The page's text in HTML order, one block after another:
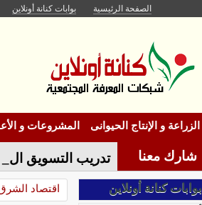
الصفحة الرئيسية بوابات كنانة أونلاين
الزراعة و الإنتاج الحيوانى المشروعات و
شارك معنا
المعرفة على
تدريب التسويق
اقتصاد
بوابات كنانة أونلاين